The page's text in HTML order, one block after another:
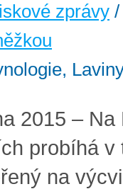
zprávy
2015 –
probíhá v
na